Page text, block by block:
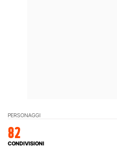
PERSONAGGI
82
CONDIVISIONI